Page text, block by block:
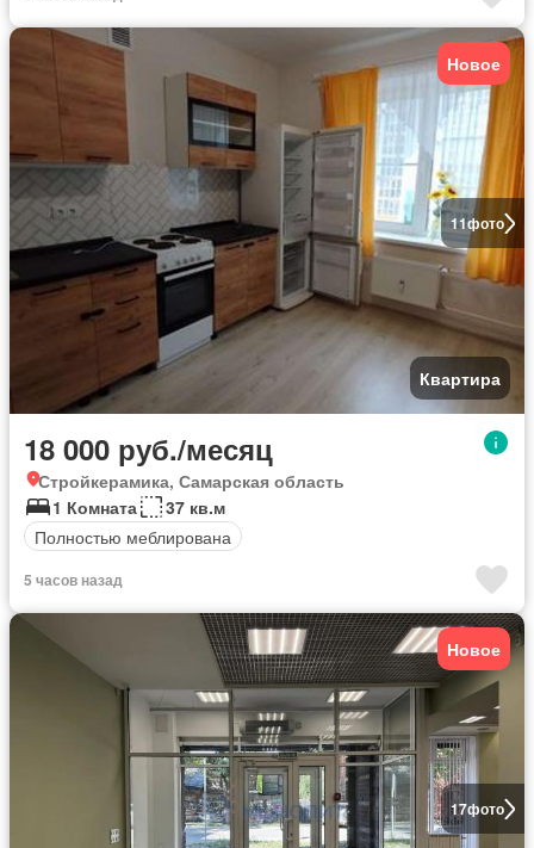
11фото
Новое
Квартира
18 000 руб./месяц
Стройкерамика, Самарская область
1 Комната
37 кв.м
Полностью меблирована
5 часов назад
17фото
Новое